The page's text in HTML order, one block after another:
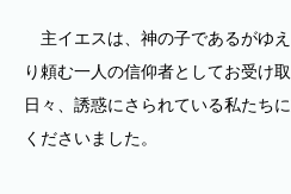
主イエスは、神の子であるがゆ
り頼む一人の信仰者としてお受け
日々、誘惑にさられている私たち
くださいました。